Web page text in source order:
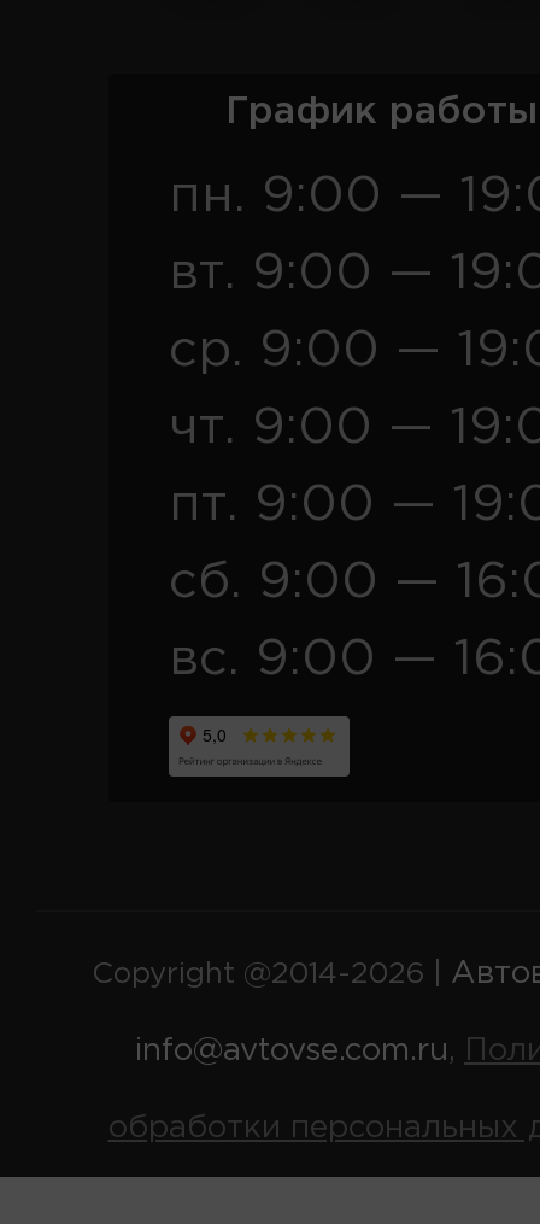
График
пн. 9:00 —
вт. 9:00 —
ср. 9:00 —
чт. 9:00 —
пт. 9:00 —
сб. 9:00 —
вс. 9:00 —
Copyright @2014-2026 |
info@avtovse.com.ru,
обработки персональных